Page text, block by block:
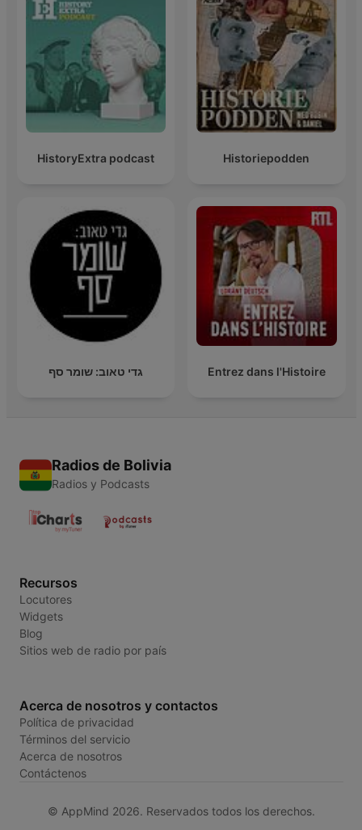
HistoryExtra podcast Historiepodden
גדי טאוב: שומר סף Entrez dans l'Histoire
Radios de Bolivia
Radios y Podcasts
Recursos
Locutores
Widgets
Blog
Sitios web de radio por país
Acerca de nosotros y contactos
Política de privacidad
Términos del servicio
Acerca de nosotros
Contáctenos
© AppMind 2026. Reservados todos los derechos.